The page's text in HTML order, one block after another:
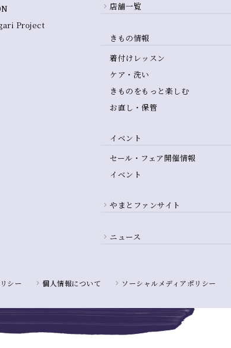
Project
店舗一覧
きもの情報
着付けレッスン
ケア・洗い
きものをもっと楽しむ
お直し・保管
イベント
セール・フェア開催情報
イベント
やまとファンサイト
ニュース
シー 個人情報について ソーシャルメディアポリシー